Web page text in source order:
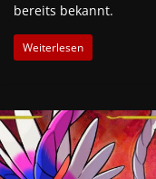
bereits bekannt.
Weiterlesen